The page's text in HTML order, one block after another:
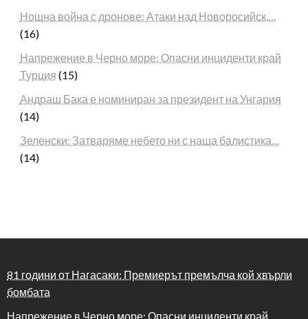
Нощна война с дронове: Атаки над Новоросийск,…
(16)
Напрежение в Черно море: Опасни инциденти край
Турция (15)
Андраш Бака е номиниран за президент на Унгария
(14)
Зеленски: Затваряме небето ни с наша балистика…
(14)
81 години от Нагасаки: Премиерът премълча кой хвърли
бомбата
Напрежение в Черно море: Опасни инциденти край